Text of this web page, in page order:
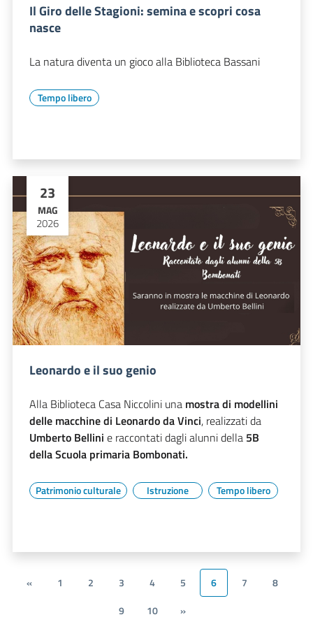
Il Giro delle Stagioni: semina e scopri cosa
nasce
La natura diventa un gioco alla Biblioteca Bassani
Tempo libero
23
MAG
2026
Leonardo e il suo genio
Alla Biblioteca Casa Niccolini una mostra di modellini
delle macchine di Leonardo da Vinci, realizzati da
Umberto Bellini e raccontati dagli alunni della 5B
della Scuola primaria Bombonati.
Patrimonio culturale Istruzione Tempo libero
« 1 2 3 4 5 6 7
8
9
10 »